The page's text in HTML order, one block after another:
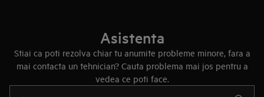
Asistenta
Stiai ca poti rezolva chiar tu anumite probleme minore, fara a
mai contacta un tehnician? Cauta problema mai jos pentru a
vedea ce poti face.